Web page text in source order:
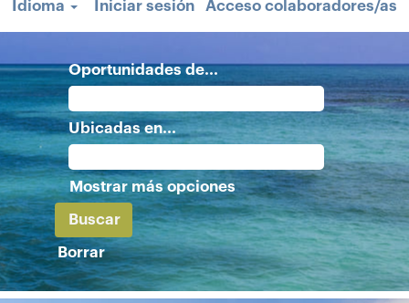
Idioma Iniciar sesión Acceso colaboradores/as
Oportunidades de...
Ubicadas en...
Mostrar más opciones
Borrar